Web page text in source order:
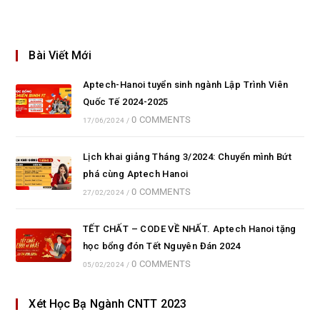
Bài Viết Mới
Aptech-Hanoi tuyển sinh ngành Lập Trình Viên
Quốc Tế 2024-2025
17/06/2024 / 0 COMMENTS
Lịch khai giảng Tháng 3/2024: Chuyển mình Bứt
phá cùng Aptech Hanoi
27/02/2024 / 0 COMMENTS
TẾT CHẤT – CODE VỀ NHẤT. Aptech Hanoi tặng
học bổng đón Tết Nguyên Đán 2024
05/02/2024 / 0 COMMENTS
Xét Học Bạ Ngành CNTT 2023